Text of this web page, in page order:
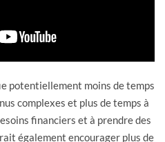
potentiellement moins de temps
complexes et plus de temps à
financiers et à prendre des
également encourager plus de